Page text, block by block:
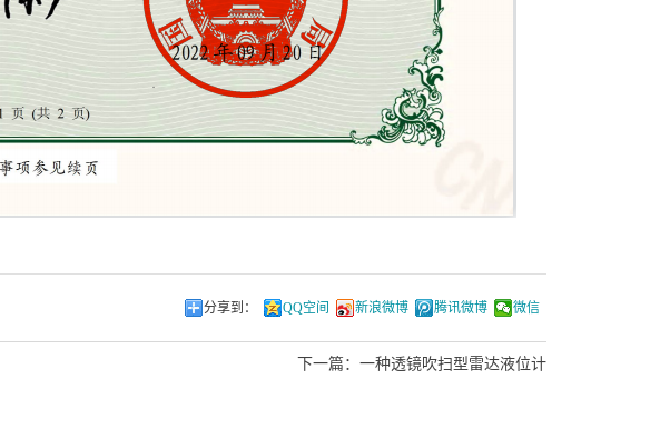
分享到： QQ空间 新浪微博 腾讯微博 微信
下一篇： 一种透镜吹扫型雷达液位计